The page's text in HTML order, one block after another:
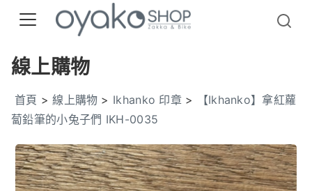
線上購物
首頁 >線上購物 > Ikhanko 印章 >
【Ikhanko】拿紅蘿
蔔鉛筆的小兔子們 IKH-0035